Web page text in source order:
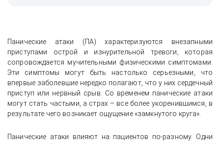
Панические атаки (ПА) характеризуются внезапными
приступами острой и изнурительной тревоги, которая
сопровождается мучительными физическими симптомами.
Эти симптомы могут быть настолько серьезными, что
впервые заболевшие нередко полагают, что у них сердечный
приступ или нервный срыв. Со временем панические атаки
могут стать частыми, а страх – все более укоренившимся, в
результате чего возникает ощущение «замкнутого круга».
Панические атаки влияют на пациентов по-разному. Одни